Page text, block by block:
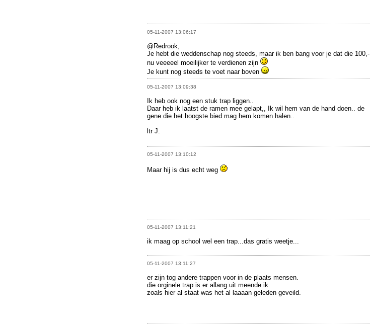
05-11-2007 13:06:17
@Redrook,
Je hebt die weddenschap nog steeds, maar ik ben bang voor je dat die 100,-
nu veeeeel moeilijker te verdienen zijn
Je kunt nog steeds te voet naar boven
05-11-2007 13:09:38
Ik heb ook nog een stuk trap liggen..
Daar heb ik laatst de ramen mee gelapt,, Ik wil hem van de hand doen.. de
gene die het hoogste bied mag hem komen halen..
ltr J.
05-11-2007 13:10:12
Maar hij is dus echt weg
05-11-2007 13:11:21
ik maag op school wel een trap...das gratis weetje...
05-11-2007 13:11:27
er zijn tog andere trappen voor in de plaats mensen.
die orginele trap is er allang uit meende ik.
zoals hier al staat was het al laaaan geleden geveild.